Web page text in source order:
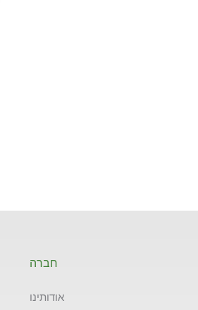
חברה
אודותינו